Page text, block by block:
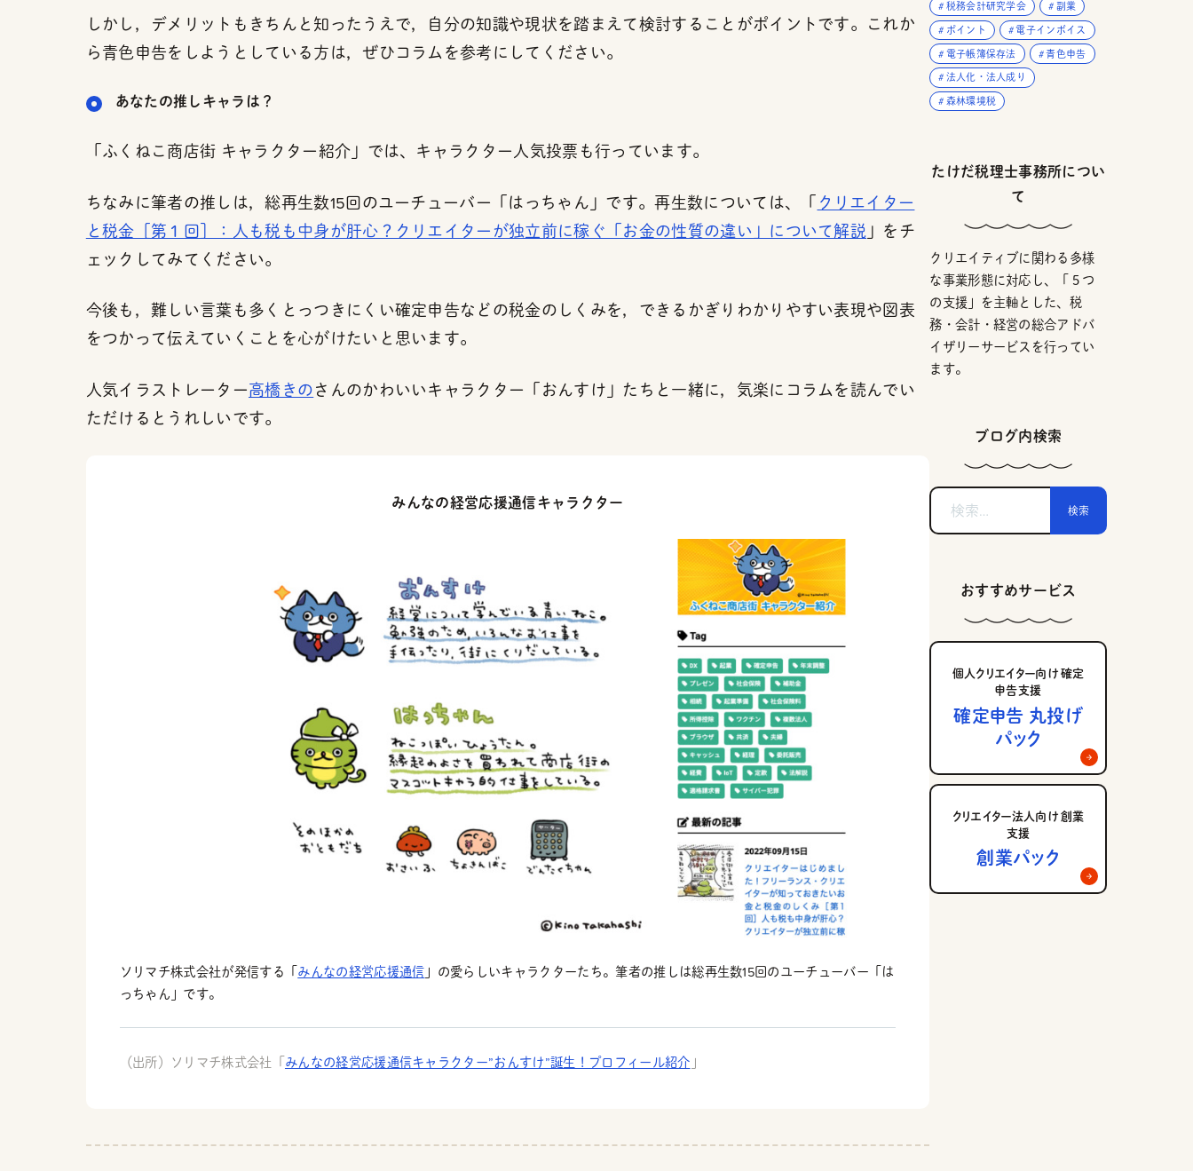
しかし，デメリットもきちんと知ったうえで，自分の知識や現状を踏まえて検討することがポイントです。これか
ら青色申告をしようとしている方は，ぜひコラムを参考にしてください。
あなたの推しキャラは？
「ふくねこ商店街 キャラクター紹介」では、キャラクター人気投票も行っています。
ちなみに筆者の推しは，総再生数15回のユーチューバー「はっちゃん」です。再生数については、「 クリエイター
と税金［第１回］：人も税も中身が肝心？クリエイターが独立前に稼ぐ「お金の性質の違い」について解説 」をチ
ェックしてみてください。
今後も，難しい言葉も多くとっつきにくい確定申告などの税金のしくみを，できるかぎりわかりやすい表現や図表
をつかって伝えていくことを心がけたいと思います。
人気イラストレーター高橋きのさんのかわいいキャラクター「おんすけ」たちと一緒に，気楽にコラムを読んでい
ただけるとうれしいです。
みんなの経営応援通信キャラクター
ソリマチ株式会社が発信する「みんなの経営応援通信 」の愛らしいキャラクターたち。筆者の推しは総再生数15回のユーチューバー「は
っちゃん」です。
（出所）ソリマチ株式会社「みんなの経営応援通信キャラクター”おんすけ”誕生！プロフィール紹介 」
税務会計研究学会
副業
ポイント
電子インボイス
電子帳簿保存法
青色申告
法人化・法人成り
森林環境税
たけだ税理士事務所につい
て
クリエイティブに関わる多様
な事業形態に対応し、「５つ
の支援」を主軸とした、税
務・会計・経営の総合アドバ
イザリーサービスを行ってい
ます。
ブログ内検索
検
索:
おすすめサービス
個人クリエイター向け 確定
申告支援
確定申告 丸投げ
パック
クリエイター法人向け 創業
支援
創業パック